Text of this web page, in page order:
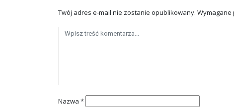
Twój adres e-mail nie zostanie opublikowany. Wymagane
Nazwa *